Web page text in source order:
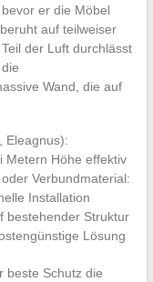
er die Möbel
beruht auf teilweiser
der Luft durchlässt
Wand, die auf
Eleagnus):
Metern Höhe effektiv
Verbundmaterial:
Installation
bestehender Struktur
Lösung
beste Schutz die